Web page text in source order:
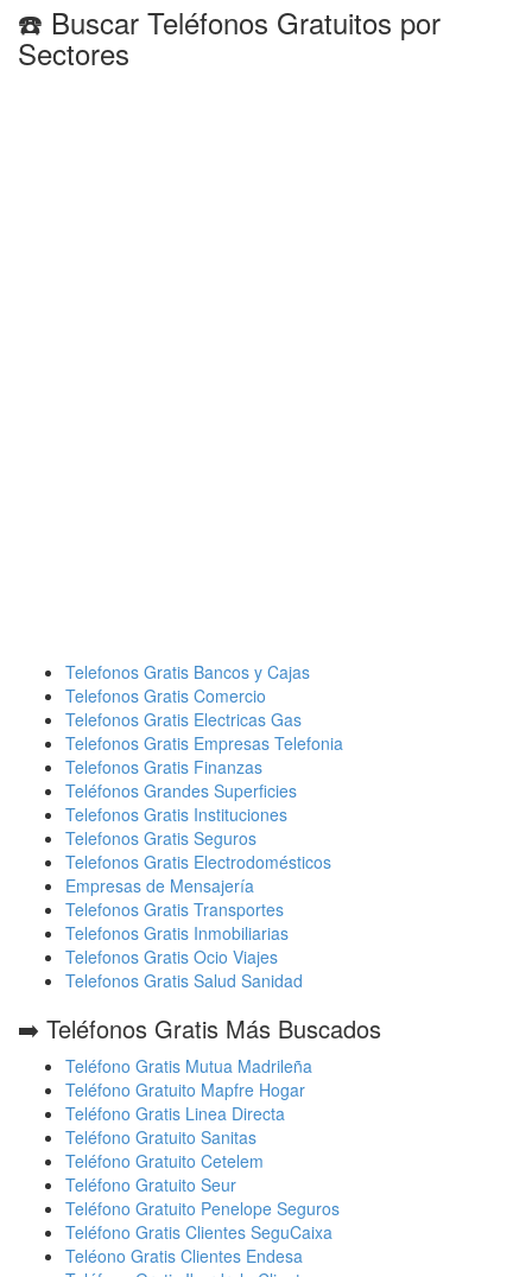
☎️ Buscar Teléfonos Gratuitos por
Sectores
Telefonos Gratis Bancos y Cajas
Telefonos Gratis Comercio
Telefonos Gratis Electricas Gas
Telefonos Gratis Empresas Telefonia
Telefonos Gratis Finanzas
Teléfonos Grandes Superficies
Telefonos Gratis Instituciones
Telefonos Gratis Seguros
Telefonos Gratis Electrodomésticos
Empresas de Mensajería
Telefonos Gratis Transportes
Telefonos Gratis Inmobiliarias
Telefonos Gratis Ocio Viajes
Telefonos Gratis Salud Sanidad
➡️ Teléfonos Gratis Más Buscados
Teléfono Gratis Mutua Madrileña
Teléfono Gratuito Mapfre Hogar
Teléfono Gratis Linea Directa
Teléfono Gratuito Sanitas
Teléfono Gratuito Cetelem
Teléfono Gratuito Seur
Teléfono Gratuito Penelope Seguros
Teléfono Gratis Clientes SeguCaixa
Teléono Gratis Clientes Endesa